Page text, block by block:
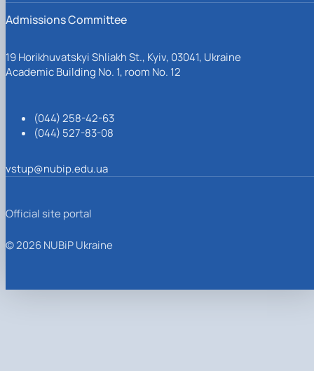
Admissions Committee
19 Horikhuvatskyi Shliakh St., Kyiv, 03041, Ukraine
Academic Building No. 1, room No. 12
(044) 258-42-63
(044) 527-83-08
vstup@nubip.edu.ua
Official site portal
© 2026 NUBiP Ukraine